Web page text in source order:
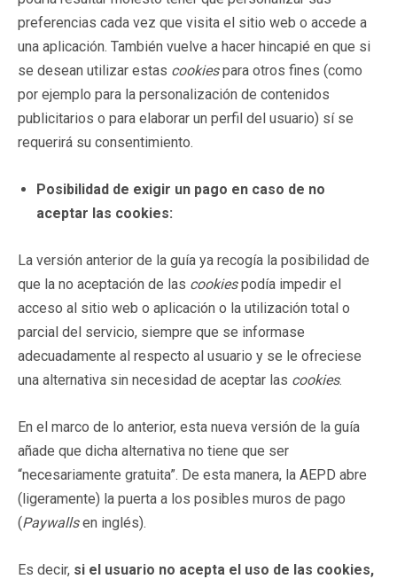
preferencias cada vez que visita el sitio web o accede a
una aplicación. También vuelve a hacer hincapié en que si
se desean utilizar estas cookiespara otros fines (como
por ejemplo para la personalización de contenidos
publicitarios o para elaborar un perfil del usuario) sí se
requerirá su consentimiento.
Posibilidad de exigir un pago en caso de no
aceptar las cookies:
La versión anterior de la guía ya recogía la posibilidad de
que la no aceptación de las cookiespodía impedir el
acceso al sitio web o aplicación o la utilización total o
parcial del servicio, siempre que se informase
adecuadamente al respecto al usuario y se le ofreciese
una alternativa sin necesidad de aceptar las cookies.
En el marco de lo anterior, esta nueva versión de la guía
añade que dicha alternativa no tiene que ser
“necesariamente gratuita”. De esta manera, la AEPD abre
(ligeramente) la puerta a los posibles muros de pago
(Paywallsen inglés).
Es decir, si el usuario no acepta el uso de las cookies,